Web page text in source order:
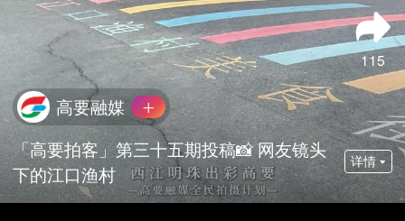
115
高要融媒
「高要拍客」第三十五期投稿📸 网友镜头
下的江口渔村
详情